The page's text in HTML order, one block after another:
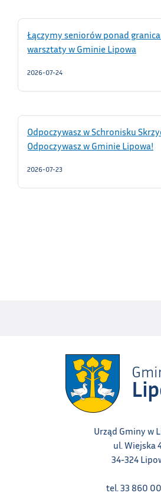
Łączymy seniorów ponad
warsztaty w Gminie Lipowa
2026-07-24
Odpoczywasz w Schronisku
Odpoczywasz w Gminie Lipowa!
2026-07-23
Urząd Gminy w
ul. Wiejska
34-324
tel. 33 860